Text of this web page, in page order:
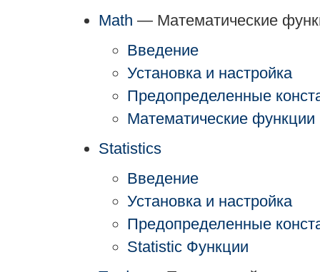
Math — Математические
Введение
Установка и настройка
Предопределенные
Математические функции
Statistics
Введение
Установка и настройка
Предопределенные
Statistic Функции